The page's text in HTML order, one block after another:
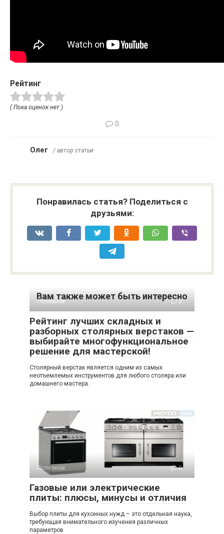
Рейтинг
( Пока оценок нет )
0
Олег / автор статьи
Понравилась статья? Поделиться с
друзьями:
Вам также может быть интересно
Полезное 0
Рейтинг лучших складных и
разборных столярных верстаков —
выбирайте многофункциональное
решение для мастерской!
Столярный верстак является одним из самых
неотъемлемых инструментов для любого столяра или
домашнего мастера.
Полезное 0
Газовые или электрические
плиты: плюсы, минусы и отличия
Выбор плиты для кухонных нужд – это отдельная наука,
требующая внимательного изучения различных
параметров